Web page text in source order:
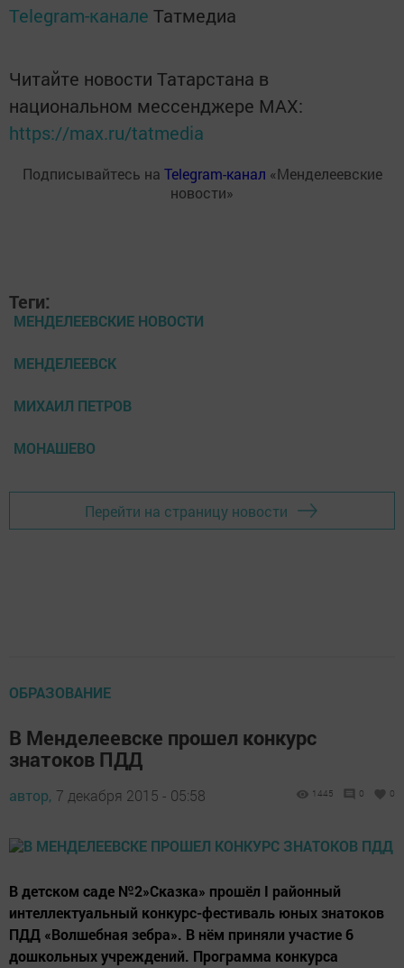
Telegram-канале Татмедиа
Читайте новости Татарстана в
национальном мессенджере MАХ:
https://max.ru/tatmedia
Подписывайтесь на Telegram-канал «Менделеевские
новости»
Теги:
МЕНДЕЛЕЕВСКИЕ НОВОСТИ
МЕНДЕЛЕЕВСК
МИХАИЛ ПЕТРОВ
МОНАШЕВО
Перейти на страницу новости
ОБРАЗОВАНИЕ
В Менделеевске прошел конкурс
знатоков ПДД
автор, 7 декабря 2015 - 05:58 1445 0 0
В детском саде №2»Сказка» прошёл I районный
интеллектуальный конкурс-фестиваль юных знатоков
ПДД «Волшебная зебра». В нём приняли участие 6
дошкольных учреждений. Программа конкурса